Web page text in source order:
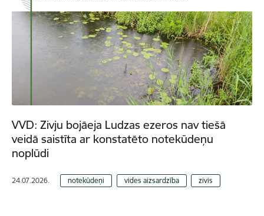
VVD: Zivju bojāeja Ludzas ezeros nav tiešā
veidā saistīta ar konstatēto notekūdeņu
noplūdi
24.07.2026. notekūdeņi vides aizsardzība zivis